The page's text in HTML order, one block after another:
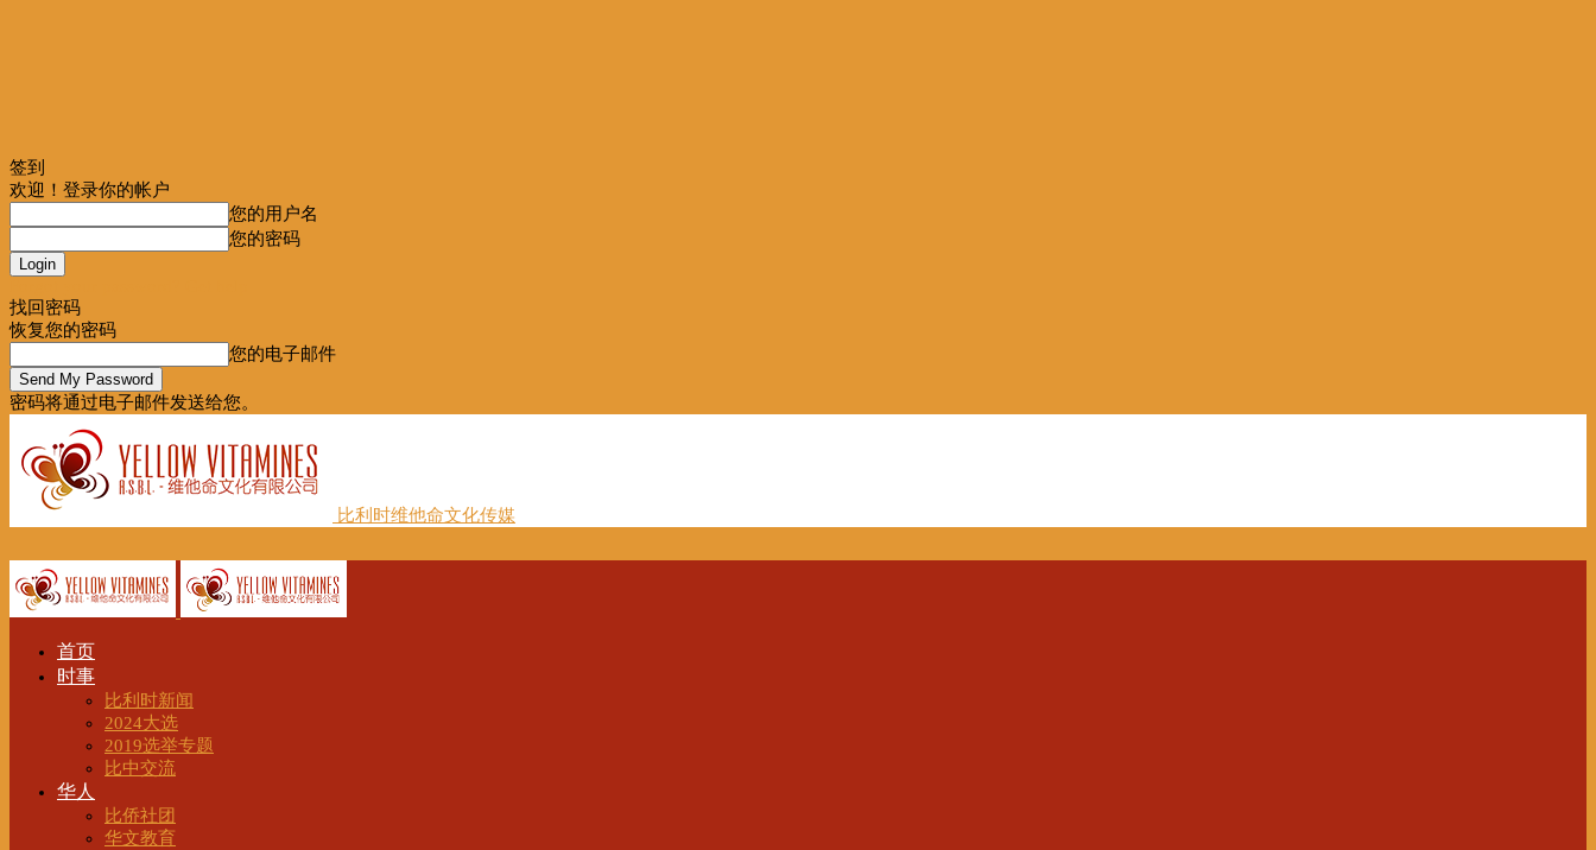
签到
欢迎！登录你的帐户
您的用户名
您的密码
找回密码
恢复您的密码
您的电子邮件
密码将通过电子邮件发送给您。
比利时维他命文化传媒
首页
时事
比利时新闻
2024大选
2019选举专题
比中交流
华人
比侨社团
华文教育